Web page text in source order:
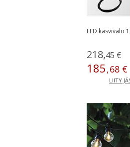
LED kasvivalo
LIITY
218,45 €
185,68 €